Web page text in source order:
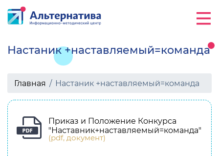
Настаник +наставляемый=команда
Главная Настаник +наставляемый=команда
Приказ и Положение Конкурса
"Наставник+наставляемый=команда"
(pdf, документ)